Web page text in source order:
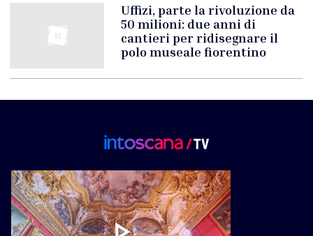
Uffizi, parte la rivoluzione da
50 milioni: due anni di
cantieri per ridisegnare il
polo museale fiorentino